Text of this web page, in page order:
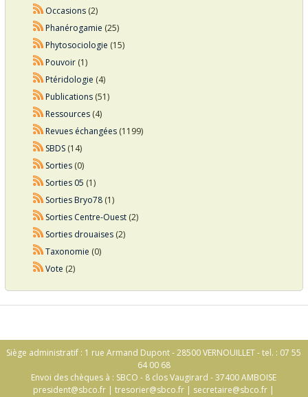
Occasions(2)
Phanérogamie (25)
Phytosociologie (15)
Pouvoir(1)
Ptéridologie (4)
Publications(51)
Ressources(4)
Revues échangées(1199)
SBDS(14)
Sorties(0)
Sorties 05 (1)
Sorties Bryo78(1)
Sorties Centre-Ouest(2)
Sorties drouaises(2)
Taxonomie (0)
Vote (2)
Siège administratif : 1 rue Armand Dupont - 28500 VERNOUILLET - tel. : 07 55
64 00 68
Envoi des chèques à : SBCO - 8 clos Vaugirard - 37400 AMBOISE
president@sbco.fr |tresorier@sbco.fr | secretaire@sbco.fr |